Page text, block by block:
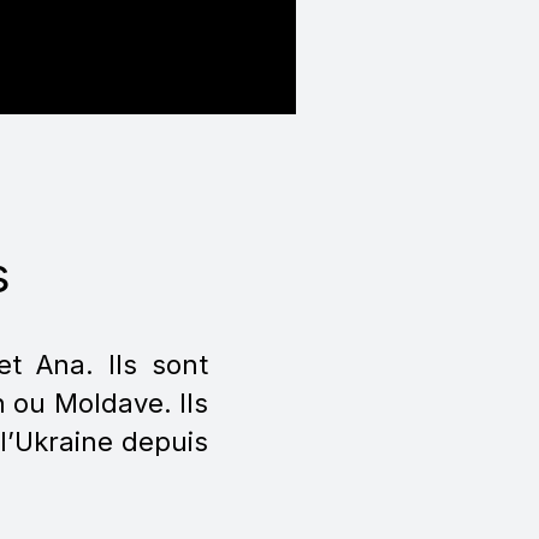
Ana. Ils sont
ou Moldave. Ils
depuis